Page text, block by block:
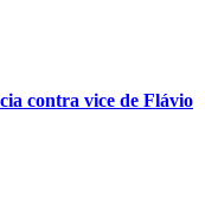
contra vice de Flávio